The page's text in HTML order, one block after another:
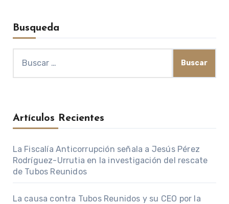
Busqueda
Artículos Recientes
La Fiscalía Anticorrupción señala a Jesús Pérez
Rodríguez-Urrutia en la investigación del rescate
de Tubos Reunidos
La causa contra Tubos Reunidos y su CEO por la